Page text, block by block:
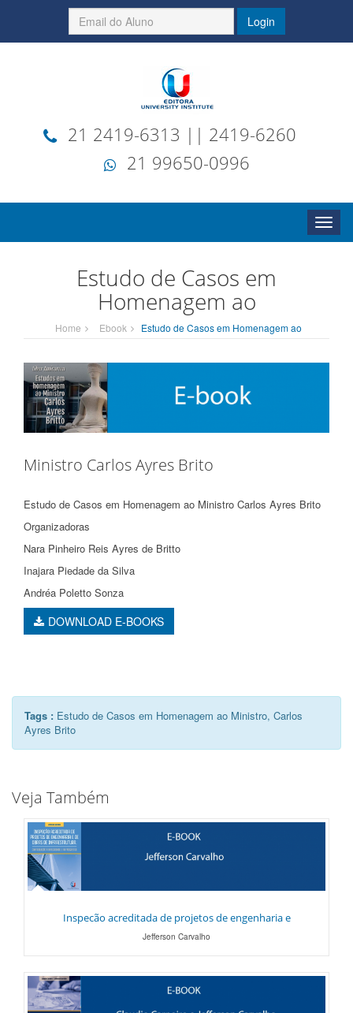
21 2419-6313 || 2419-6260
21 99650-0996
WPC
Estudo de Casos em
Homenagem ao
Home Ebook Estudo de Casos em Homenagem ao
Ministro Carlos Ayres Brito
Estudo de Casos em Homenagem ao Ministro Carlos Ayres Brito
Organizadoras
Nara Pinheiro Reis Ayres de Britto
Inajara Piedade da Silva
Andréa Poletto Sonza
DOWNLOAD E-BOOKS
Tags : Estudo de Casos em Homenagem ao Ministro, Carlos
Ayres Brito
Veja Também
Inspecão acreditada de projetos de engenharia e
Jefferson Carvalho